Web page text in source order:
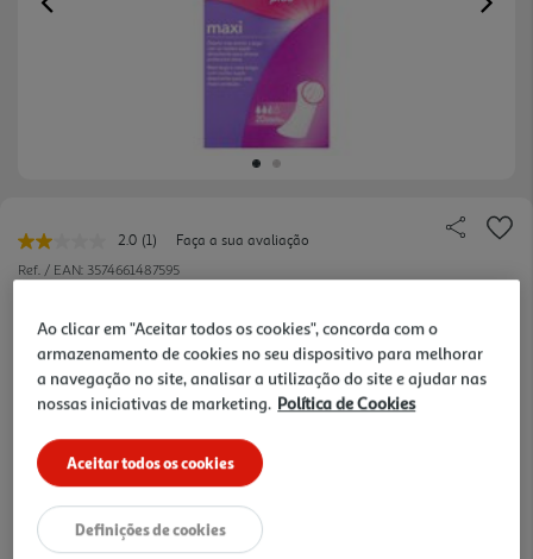
Previous
2.0 Leu
uma
avaliação.
para
a
mesma
página.
(1)
Faça a sua avaliação
Ref. / EAN: 3574661487595
2,29 €
Notas de preparação
Ao clicar em "Aceitar todos os cookies", concorda com o
armazenamento de cookies no seu dispositivo para melhorar
a navegação no site, analisar a utilização do site e ajudar nas
nossas iniciativas de marketing. Política de Cookies
Aceitar todos os cookies
Definições de cookies